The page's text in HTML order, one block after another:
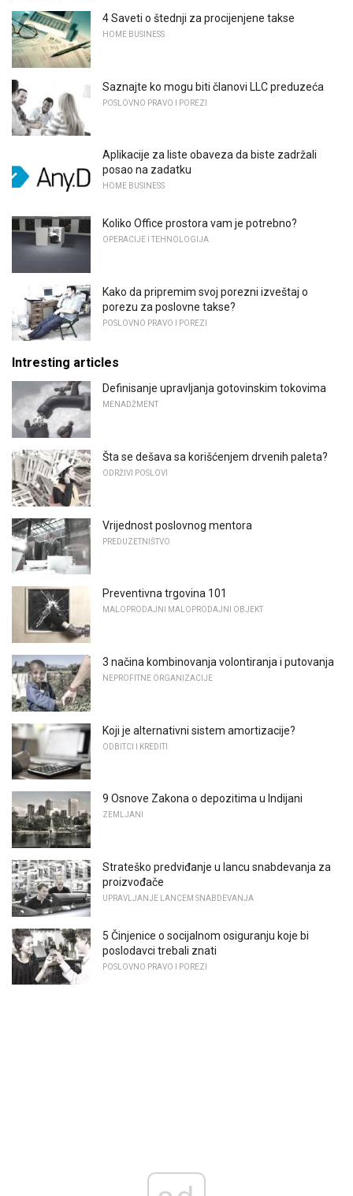
4 Saveti o štednji za procijenjene takse
HOME BUSINESS
Saznajte ko mogu biti članovi LLC preduzeća
POSLOVNO PRAVO I POREZI
Aplikacije za liste obaveza da biste zadržali
posao na zadatku
HOME BUSINESS
Koliko Office prostora vam je potrebno?
OPERACIJE I TEHNOLOGIJA
Kako da pripremim svoj porezni izveštaj o
porezu za poslovne takse?
POSLOVNO PRAVO I POREZI
Intresting articles
Definisanje upravljanja gotovinskim tokovima
MENADŽMENT
Šta se dešava sa korišćenjem drvenih paleta?
ODRŽIVI POSLOVI
Vrijednost poslovnog mentora
PREDUZETNIŠTVO
Preventivna trgovina 101
MALOPRODAJNI MALOPRODAJNI OBJEKT
3 načina kombinovanja volontiranja i putovanja
NEPROFITNE ORGANIZACIJE
Koji je alternativni sistem amortizacije?
ODBITCI I KREDITI
9 Osnove Zakona o depozitima u Indijani
ZEMLJANI
Strateško predviđanje u lancu snabdevanja za
proizvođače
UPRAVLJANJE LANCEM SNABDEVANJA
5 Činjenice o socijalnom osiguranju koje bi
poslodavci trebali znati
POSLOVNO PRAVO I POREZI